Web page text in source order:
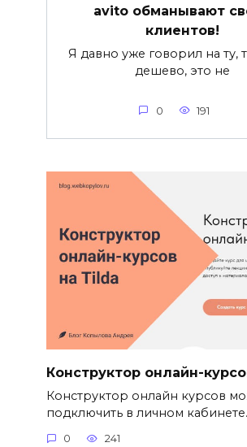
avito обманывают
клиентов!
Я давно уже говорил на ту,
дешево, это не
0 191
Конструктор онлайн-
Конструктор онлайн курсов
подключить в личном кабинете.
0 241